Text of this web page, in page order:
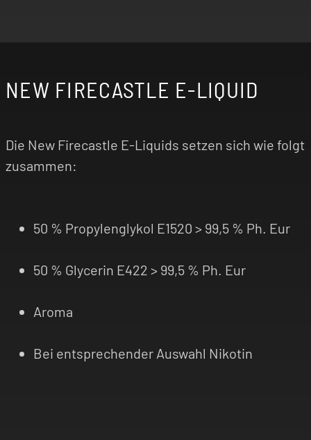
NEW FIRECASTLE E-LIQUID
Die New Firecastle E-Liquids setzen sich wie folgt
zusammen:
50 % Propylenglykol E1520 > 99,5 % Ph. Eur
50 % Glycerin E422 > 99,5 % Ph. Eur
Aroma
Bei entsprechender Auswahl Nikotin